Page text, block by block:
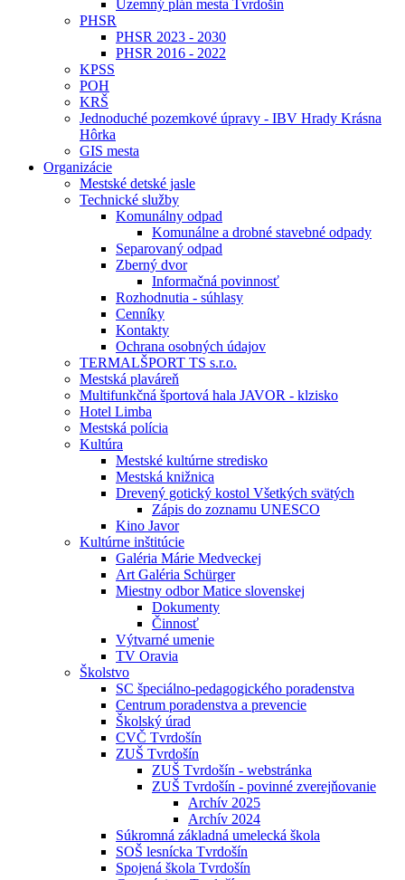
Územný plán mesta Tvrdošín
PHSR
PHSR 2023 - 2030
PHSR 2016 - 2022
KPSS
POH
KRŠ
Jednoduché pozemkové úpravy - IBV Hrady Krásna
Hôrka
GIS mesta
Organizácie
Mestské detské jasle
Technické služby
Komunálny odpad
Komunálne a drobné stavebné odpady
Separovaný odpad
Zberný dvor
Informačná povinnosť
Rozhodnutia - súhlasy
Cenníky
Kontakty
Ochrana osobných údajov
TERMALŠPORT TS s.r.o.
Mestská plaváreň
Multifunkčná športová hala JAVOR - klzisko
Hotel Limba
Mestská polícia
Kultúra
Mestské kultúrne stredisko
Mestská knižnica
Drevený gotický kostol Všetkých svätých
Zápis do zoznamu UNESCO
Kino Javor
Kultúrne inštitúcie
Galéria Márie Medveckej
Art Galéria Schürger
Miestny odbor Matice slovenskej
Dokumenty
Činnosť
Výtvarné umenie
TV Oravia
Školstvo
SC špeciálno-pedagogického poradenstva
Centrum poradenstva a prevencie
Školský úrad
CVČ Tvrdošín
ZUŠ Tvrdošín
ZUŠ Tvrdošín - webstránka
ZUŠ Tvrdošín - povinné zverejňovanie
Archív 2025
Archív 2024
Súkromná základná umelecká škola
SOŠ lesnícka Tvrdošín
Spojená škola Tvrdošín